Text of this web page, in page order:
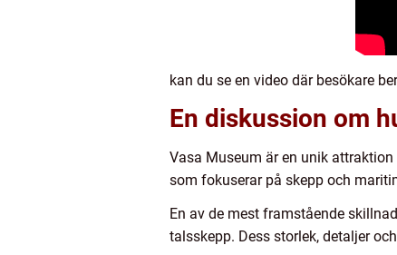
kan du se en video där besökare
En diskussion om
Vasa Museum är en unik
som fokuserar på skepp och
En av de mest framstående
talsskepp. Dess storlek, detaljer